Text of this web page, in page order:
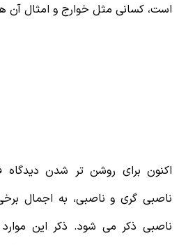
کسانی مثل خوارج و امثال آن
برای روشن تر شدن دیدگاه
گری و ناصبی، به اجمال برخی
ذکر می شود. ذکر این موارد